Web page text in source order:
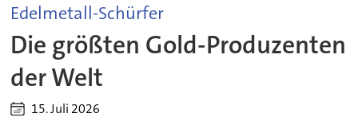
Edelmetall-Schürfer
Die größten Gold-Produzenten
der Welt
15. Juli 2026